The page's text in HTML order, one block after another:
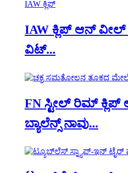
IAW ಕ್ಲಿಪ್ ಆನ್ ವೀಲ್
ವಿಟ್...
FN ಸ್ಟೀಲ್ ರಿಮ್
ಬ್ಯಾಲೆನ್ಸ್ ನಾವು...